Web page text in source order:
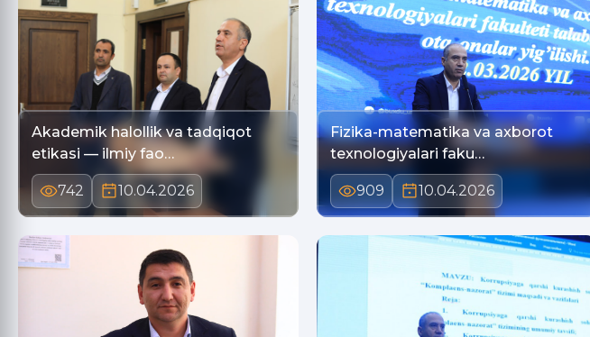
Akademik halollik va tadqiqot
etikasi — ilmiy fao…
742 10.04.2026
Fizika-matematika va axborot
texnologiyalari faku…
909 10.04.2026